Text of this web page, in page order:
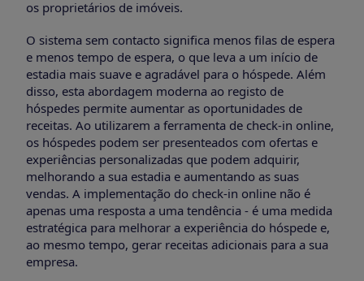
os proprietários de imóveis.
O sistema sem contacto significa menos filas de espera
e menos tempo de espera, o que leva a um início de
estadia mais suave e agradável para o hóspede. Além
disso, esta abordagem moderna ao registo de
hóspedes permite aumentar as oportunidades de
receitas. Ao utilizarem a ferramenta de check-in online,
os hóspedes podem ser presenteados com ofertas e
experiências personalizadas que podem adquirir,
melhorando a sua estadia e aumentando as suas
vendas. A implementação do check-in online não é
apenas uma resposta a uma tendência - é uma medida
estratégica para melhorar a experiência do hóspede e,
ao mesmo tempo, gerar receitas adicionais para a sua
empresa.